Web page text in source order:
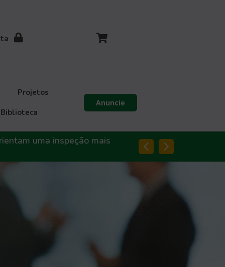
Projetos
Biblioteca
Anuncie
uma inspeção mais